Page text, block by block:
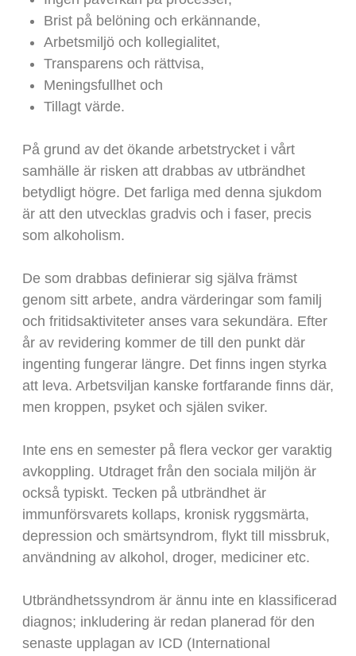
Brist på belöning och erkännande,
Arbetsmiljö och kollegialitet,
Transparens och rättvisa,
Meningsfullhet och
Tillagt värde.
På grund av det ökande arbetstrycket i vårt
samhälle är risken att drabbas av utbrändhet
betydligt högre. Det farliga med denna sjukdom
är att den utvecklas gradvis och i faser, precis
som alkoholism.
De som drabbas definierar sig själva främst
genom sitt arbete, andra värderingar som familj
och fritidsaktiviteter anses vara sekundära. Efter
år av revidering kommer de till den punkt där
ingenting fungerar längre. Det finns ingen styrka
att leva. Arbetsviljan kanske fortfarande finns där,
men kroppen, psyket och själen sviker.
Inte ens en semester på flera veckor ger varaktig
avkoppling. Utdraget från den sociala miljön är
också typiskt. Tecken på utbrändhet är
immunförsvarets kollaps, kronisk ryggsmärta,
depression och smärtsyndrom, flykt till missbruk,
användning av alkohol, droger, mediciner etc.
Utbrändhetssyndrom är ännu inte en klassificerad
diagnos; inkludering är redan planerad för den
senaste upplagan av ICD (International